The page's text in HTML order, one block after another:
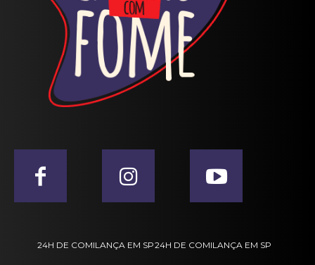
24H DE COMILANÇA EM SP24H DE COMILANÇA EM SP